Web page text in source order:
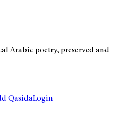
Arabic poetry, preserved and
QasidaLogin